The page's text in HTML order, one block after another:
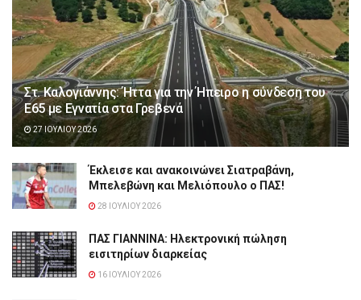
Στ. Καλογιάννης: Ήττα για την Ήπειρο η σύνδεση του
Ε65 με Εγνατία στα Γρεβενά
27 ΙΟΥΛΊΟΥ 2026
Έκλεισε και ανακοινώνει Σιατραβάνη,
Μπελεβώνη και Μελιόπουλο ο ΠΑΣ!
28 ΙΟΥΛΊΟΥ 2026
ΠΑΣ ΓΙΑΝΝΙΝΑ: Hλεκτρονική πώληση
εισιτηρίων διαρκείας
16 ΙΟΥΛΊΟΥ 2026